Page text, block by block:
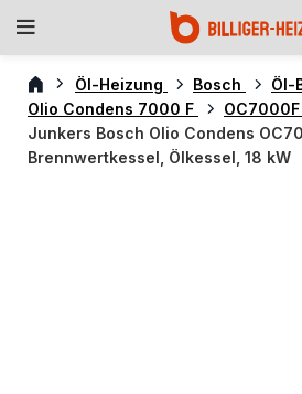
Öl-Heizung Bosch
Öl-
Olio Condens 7000 F
OC7000F
Junkers Bosch Olio Condens
Brennwertkessel, Ölkessel, 18 kW